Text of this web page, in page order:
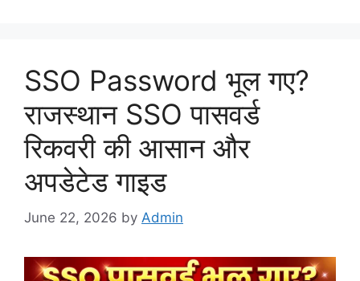
SSO Password भूल गए?
राजस्थान SSO पासवर्ड
रिकवरी की आसान और
अपडेटेड गाइड
June 22, 2026 by Admin